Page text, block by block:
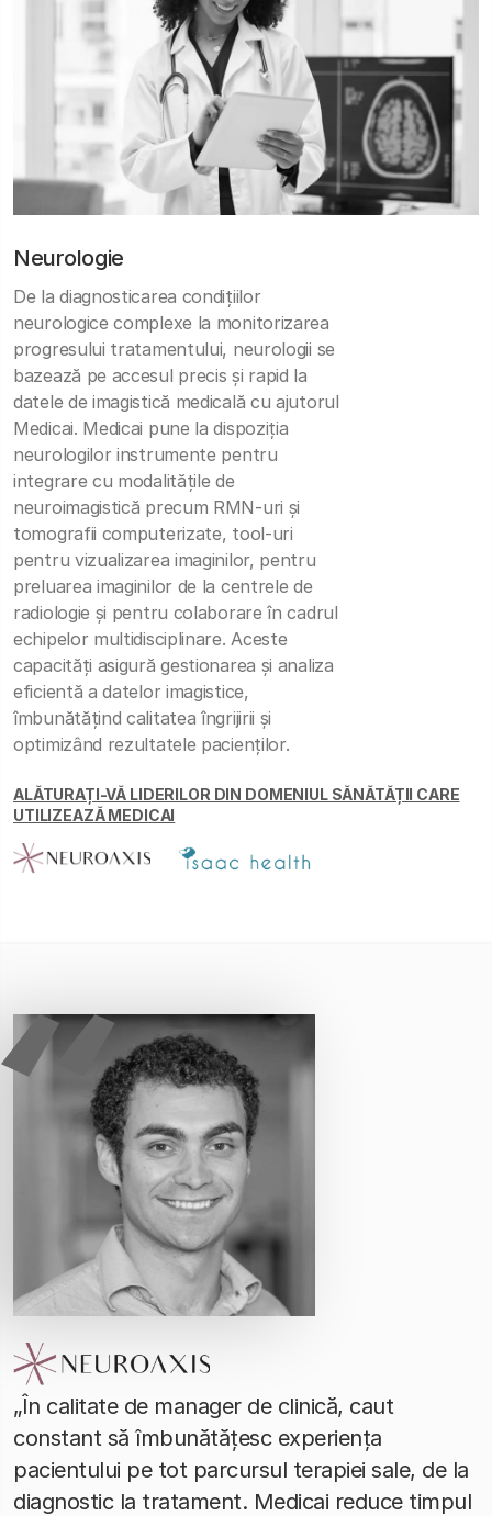
Neurologie
De la diagnosticarea condițiilor
neurologice complexe la monitorizarea
progresului tratamentului, neurologii se
bazează pe accesul precis și rapid la
datele de imagistică medicală cu ajutorul
Medicai. Medicai pune la dispoziția
neurologilor instrumente pentru
integrare cu modalitățile de
neuroimagistică precum RMN-uri și
tomografii computerizate, tool-uri
pentru vizualizarea imaginilor, pentru
preluarea imaginilor de la centrele de
radiologie și pentru colaborare în cadrul
echipelor multidisciplinare. Aceste
capacități asigură gestionarea și analiza
eficientă a datelor imagistice,
îmbunătățind calitatea îngrijirii și
optimizând rezultatele pacienților.
ALĂTURAȚI-VĂ LIDERILOR DIN DOMENIUL SĂNĂTĂȚII CARE
UTILIZEAZĂ MEDICAI
„În calitate de manager de clinică, caut
constant să îmbunătățesc experiența
pacientului pe tot parcursul terapiei sale, de la
diagnostic la tratament. Medicai reduce timpul